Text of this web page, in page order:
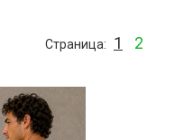
Страница 1 2